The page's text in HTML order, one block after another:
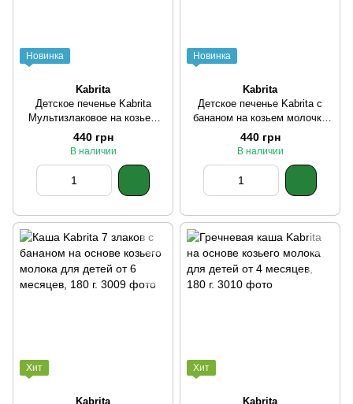
Новинка
Kabrita
Детское печенье Kabrita
Мультизлаковое на козьем
молочке для детей с 6
месяцев, 115 г
440 грн
В наличии
Новинка
Kabrita
Детское печенье Kabrita с
бананом на козьем молочке
для детей с 6 месяцев, 115 г
440 грн
В наличии
Хит
Kabrita
Хит
Kabrita